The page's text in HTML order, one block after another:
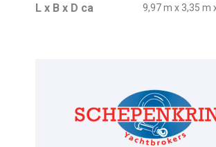
L x B x D ca 9,97 m x 3,35 m